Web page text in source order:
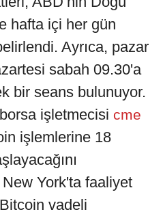
hafta içi her gün
Ayrıca, pazar
sabah 09.30'a
bir seans bulunuyor.
işletmecisi cme
işlemlerine 18
York'ta faaliyet
vadeli